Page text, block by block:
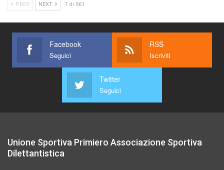
PREV NEXT 1 di 561
Facebook
Seguici
RSS
Iscriviti
Twitter
Seguici
Unione Sportiva Primiero Associazione Sportiva
Dilettantistica